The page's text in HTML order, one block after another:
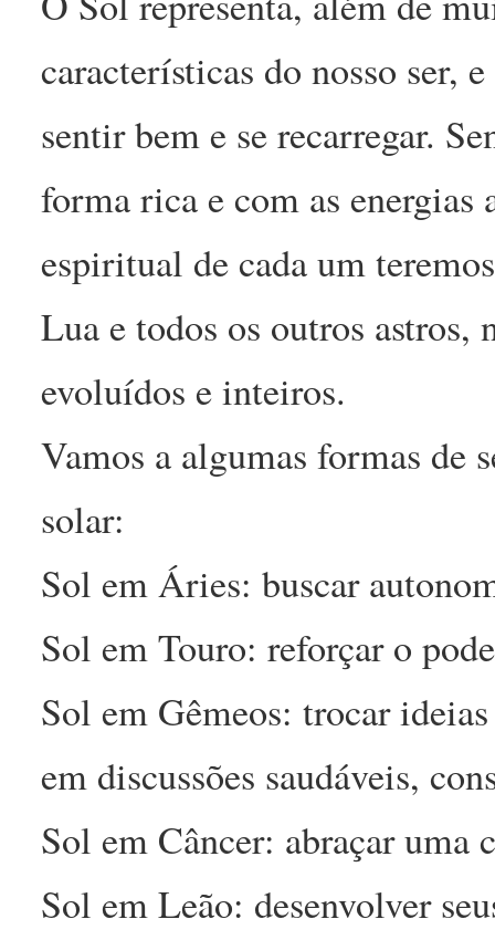
características do nosso ser,
sentir bem e se recarregar.
forma rica e com as energias
espiritual de cada um
Lua e todos os outros astros,
evoluídos e inteiros.
Vamos a algumas formas de
solar:
Sol em Áries: buscar
Sol em Touro: reforçar o
Sol em Gêmeos: trocar
em discussões saudáveis,
Sol em Câncer: abraçar uma
Sol em Leão: desenvolver